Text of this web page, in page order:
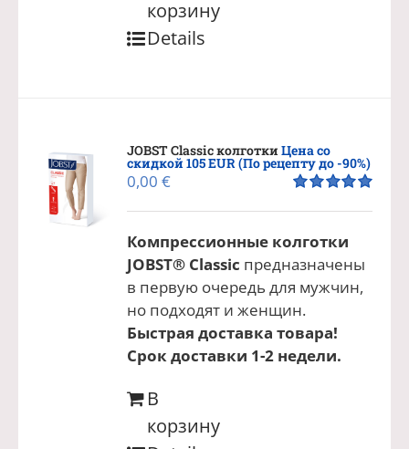
корзину
Details
JOBST Classic колготкиЦена со
скидкой 105 EUR (По рецепту до -90%)
0,00€
Компрессионные колготки
JOBST® Classic предназначены
в первую очередь для мужчин,
но подходят и женщин.
Быстрая доставка товара!
Срок доставки 1-2 недели.
В
корзину